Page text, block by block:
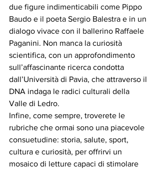
due figure indimenticabili come Pippo
Baudo e il poeta Sergio Balestra e in un
dialogo vivace con il ballerino Raffaele
Paganini. Non manca la curiosità
scientifica, con un approfondimento
sull’affascinante ricerca condotta
dall’Università di Pavia, che attraverso il
DNA indaga le radici culturali della
Valle di Ledro.
Infine, come sempre, troverete le
rubriche che ormai sono una piacevole
consuetudine: storia, salute, sport,
cultura e curiosità, per offrirvi un
mosaico di letture capaci di stimolare